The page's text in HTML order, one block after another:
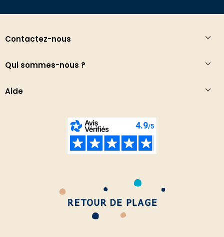
Contactez-nous
Qui sommes-nous ?
Aide